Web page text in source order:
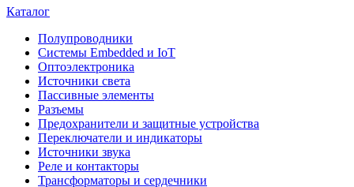
Каталог
Полупроводники
Системы Embedded и IoT
Oптоэлектроника
Источники света
Пассивные элементы
Разъeмы
Предохранители и защитные устройства
Переключатели и индикаторы
Источники звука
Реле и контакторы
Трансформаторы и сердечники